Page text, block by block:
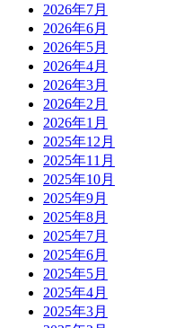
2026年7月
2026年6月
2026年5月
2026年4月
2026年3月
2026年2月
2026年1月
2025年12月
2025年11月
2025年10月
2025年9月
2025年8月
2025年7月
2025年6月
2025年5月
2025年4月
2025年3月